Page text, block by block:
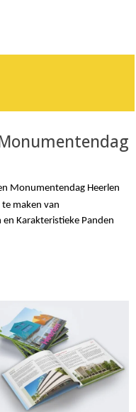
Monumentendag Heerlen
maken van
Karakteristieke Panden